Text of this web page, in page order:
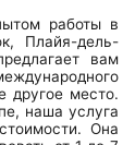
работы в
Плайя-дель-
вам
другое место.
наша услуга
Она